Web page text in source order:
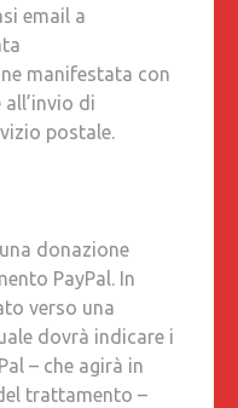
email a
manifestata con
di
postale.
donazione
PayPal. In
verso una
dovrà indicare i
– che agirà in
trattamento –